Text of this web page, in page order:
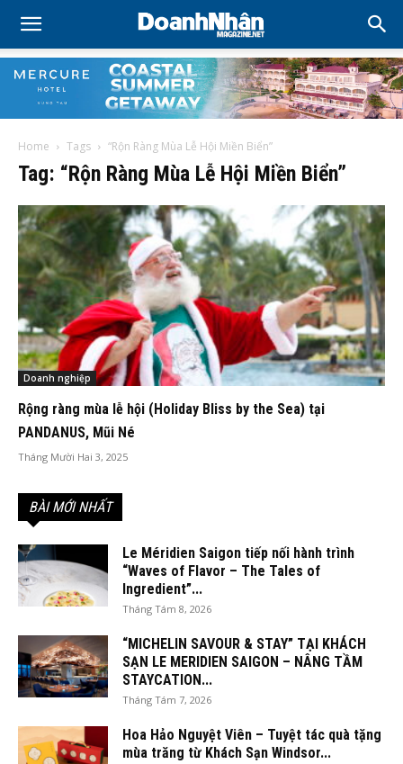
Home Tags “Rộn Ràng Mùa Lễ Hội Miền Biển”
Tag: “Rộn Ràng Mùa Lễ Hội Miền Biển”
Doanh nghiệp
Rộng ràng mùa lễ hội (Holiday Bliss by the Sea) tại
PANDANUS, Mũi Né
Tháng Mười Hai 3, 2025
BÀI MỚI NHẤT
Le Méridien Saigon tiếp nối hành trình
“Waves of Flavor – The Tales of
Ingredient”...
Tháng Tám 8, 2026
“MICHELIN SAVOUR & STAY” TẠI KHÁCH
SẠN LE MERIDIEN SAIGON – NÂNG TẦM
STAYCATION...
Tháng Tám 7, 2026
Hoa Hảo Nguyệt Viên – Tuyệt tác quà tặng
mùa trăng từ Khách Sạn Windsor...